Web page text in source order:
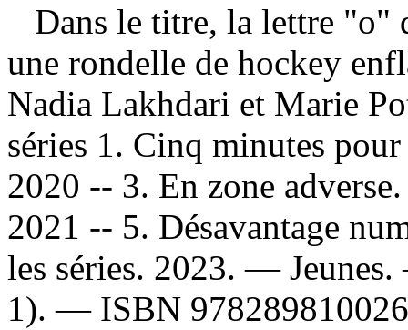
Dans le titre, la lettre "o"
une rondelle de hockey
Nadia Lakhdari et Marie
séries 1. Cinq minutes
2020 -- 3. En zone
2021 -- 5. Désavantage
les séries. 2023. —
1). — ISBN